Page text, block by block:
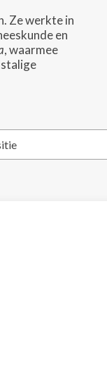
Ze werkte in
en
, waarmee